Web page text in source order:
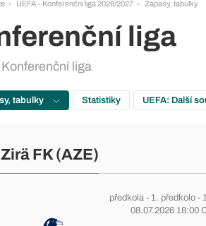
UEFA - Konferenční liga 2026/2027 Zápasy, tabulky
liga
liga
tabulky Statistiky UEFA: Další
Zirä FK (AZE)
předkola- 1. předkolo-
08.07.2026 18:00